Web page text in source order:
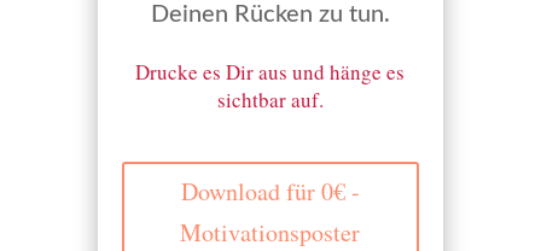
Deinen Rücken zu tun.
Drucke es Dir aus und hänge es
sichtbar auf.
Download für 0€ -
Motivationsposter